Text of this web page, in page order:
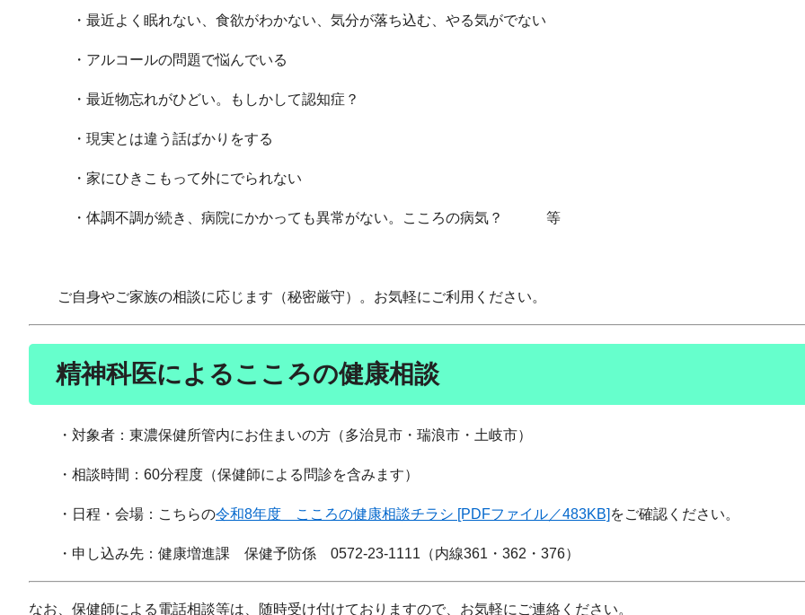
・最近よく眠れない、食欲がわかない、気分が落ち込む、やる気がでない
・アルコールの問題で悩んでいる
・最近物忘れがひどい。もしかして認知症？
・現実とは違う話ばかりをする
・家にひきこもって外にでられない
・体調不調が続き、病院にかかっても異常がない。こころの病気？ 等
ご自身やご家族の相談に応じます（秘密厳守）。お気軽にご利用ください。
精神科医によるこころの健康相談
・対象者：東濃保健所管内にお住まいの方（多治見市・瑞浪市・土岐市）
・相談時間：60分程度（保健師による問診を含みます）
・日程・会場：こちらの令和8年度 こころの健康相談チラシ [PDFファイル／483KB] をご確認ください。
・申し込み先：健康増進課 保健予防係 0572-23-1111（内線361・362・376）
なお、保健師による電話相談等は、随時受け付けておりますので、お気軽にご連絡ください。